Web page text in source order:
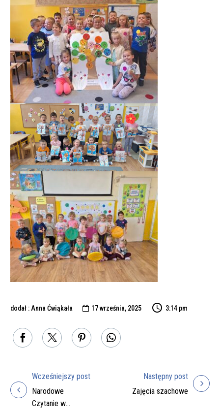
dodał : Anna Ćwiąkała  17 września, 2025 3:14 pm
Nawigacja
wpisu
Wcześniejszy post
Narodowe
Czytanie w
Następny post
Zajęcia szachowe